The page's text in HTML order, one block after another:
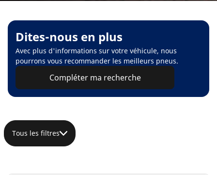
Dites-nous en plus
Avec plus d'informations sur votre véhicule, nous
pourrons vous recommander les meilleurs pneus.
Compléter ma recherche
Tous les filtres